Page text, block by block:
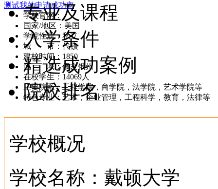
测试我的申请成功率
学校官网： www.udayton.edu
国家/地区：美国
学院性质：私立
城 市：代顿
建校时间：1850
区 域：俄亥俄州
在校学生：14069人
主要院系：工程学院，商学院，法学院，艺术学院等
特色专业：艺术，企业管理，工程科学，教育，法律等
专业及课程
入学条件
精选成功案例
院校排名
学校概况
学校名称：戴顿大学